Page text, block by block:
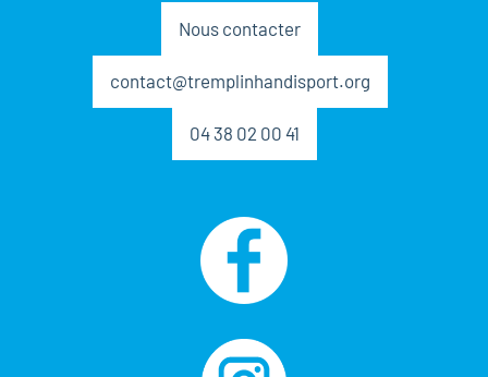
Nous contacter
contact@tremplinhandisport.org
04 38 02 00 41